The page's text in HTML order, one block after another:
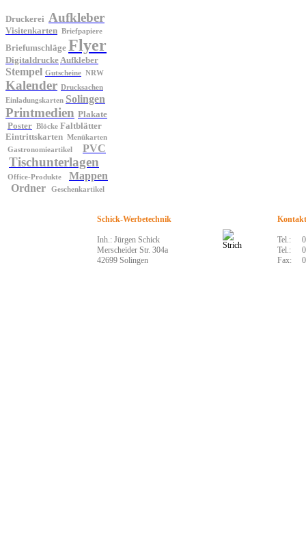
Druckerei Aufkleber
Visitenkarten Briefpapiere
Briefumschläge Flyer
DigitaldruckeAufkleber
Stempel Gutscheine NRW
Kalender Drucksachen
Einladungskarten Solingen
Printmedien Plakate
Poster Blöcke Faltblätter
Eintrittskarten Menükarten
Gastronomieartikel PVC
Tischunterlagen
Office-Produkte
Mappen
Ordner
Geschenkartikel
Schick-Werbetechnik Kontakt
Inh.: Jürgen Schick Tel.:
Merscheider Str. 304a
Tel.:
42699 Solingen
Fax: